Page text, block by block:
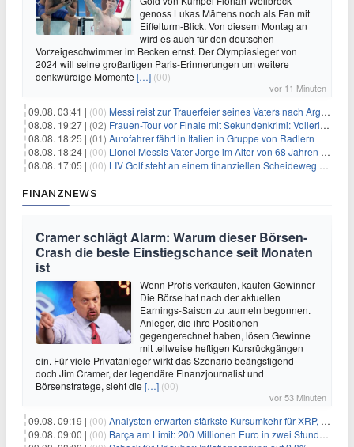
genoss Lukas Märtens noch als Fan mit
Eiffelturm-Blick. Von diesem Montag an
wird es auch für den deutschen
Vorzeigeschwimmer im Becken ernst. Der Olympiasieger von
2024 will seine großartigen Paris-Erinnerungen um weitere
denkwürdige Momente […] (00)
vor 11 Minuten
09.08. 03:41 | (00) Messi reist zur Trauerfeier seines Vaters nach Argentinien
08.08. 19:27 | (02) Frauen-Tour vor Finale mit Sekundenkrimi: Vollering in Gelb
08.08. 18:25 | (01) Autofahrer fährt in Italien in Gruppe von Radlern
08.08. 18:24 | (00) Lionel Messis Vater Jorge im Alter von 68 Jahren gestorben
08.08. 17:05 | (00) LIV Golf steht an einem finanziellen Scheideweg auf der Suche nach neuen Investitionen
FINANZNEWS
Cramer schlägt Alarm: Warum dieser Börsen-
Crash die beste Einstiegschance seit Monaten
ist
Wenn Profis verkaufen, kaufen Gewinner
Die Börse hat nach der aktuellen
Earnings-Saison zu taumeln begonnen.
Anleger, die ihre Positionen
gegengerechnet haben, lösen Gewinne
mit teilweise heftigen Kursrückgängen
ein. Für viele Privatanleger wirkt das Szenario beängstigend –
doch Jim Cramer, der legendäre Finanzjournalist und
Börsenstratege, sieht die […] (00)
vor 53 Minuten
09.08. 09:19 | (00) Analysten erwarten stärkste Kursumkehr für XRP, während Polymarket skeptisch bleibt
09.08. 09:00 | (00) Barça am Limit: 200 Millionen Euro in zwei Stunden – warum dieser Schuldentrip hochgefährlich wird